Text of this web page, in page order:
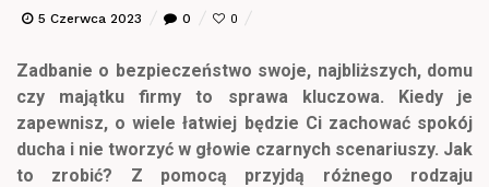
5 Czerwca 2023 0 0
Zadbanie o bezpieczeństwo swoje, najbliższych, domu
czy majątku firmy to sprawa kluczowa. Kiedy je
zapewnisz, o wiele łatwiej będzie Ci zachować spokój
ducha i nie tworzyć w głowie czarnych scenariuszy. Jak
to zrobić? Z pomocą przyjdą różnego rodzaju